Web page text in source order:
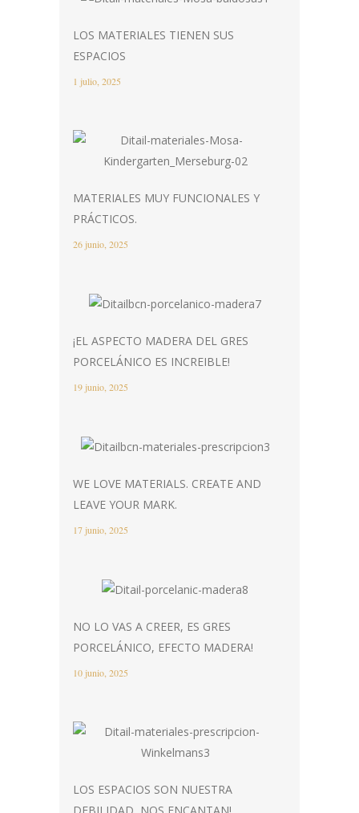
LOS MATERIALES TIENEN SUS
ESPACIOS
1 julio, 2025
MATERIALES MUY FUNCIONALES Y
PRÁCTICOS.
26 junio, 2025
¡EL ASPECTO MADERA DEL GRES
PORCELÁNICO ES INCREIBLE!
19 junio, 2025
WE LOVE MATERIALS. CREATE AND
LEAVE YOUR MARK.
17 junio, 2025
NO LO VAS A CREER, ES GRES
PORCELÁNICO, EFECTO MADERA!
10 junio, 2025
LOS ESPACIOS SON NUESTRA